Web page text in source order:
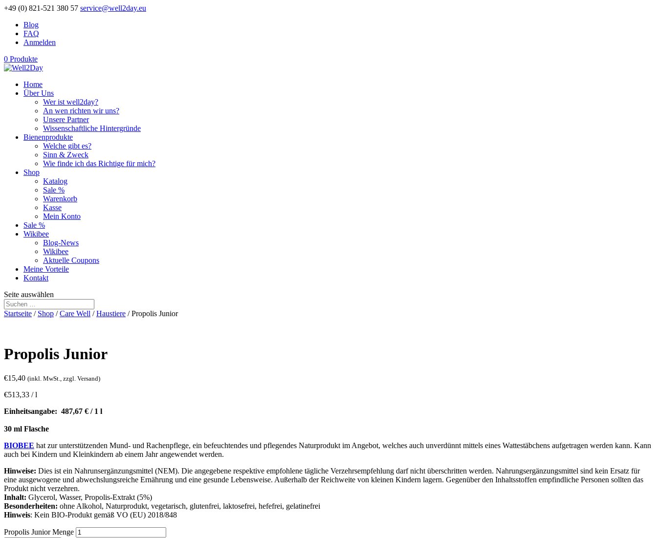
+49 (0) 821-521 380 57 service@well2day.eu
Blog
FAQ
Anmelden
0 Produkte
Home
Über Uns
Wer ist well2day?
An wen richten wir uns?
Unsere Partner
Wissenschaftliche Hintergründe
Bienenprodukte
Welche gibt es?
Sinn & Zweck
Wie finde ich das Richtige für mich?
Shop
Katalog
Sale %
Warenkorb
Kasse
Mein Konto
Sale %
Wikibee
Blog-News
Wikibee
Aktuelle Coupons
Meine Vorteile
Kontakt
Seite auswählen
Startseite / Shop /Care Well /Haustiere / Propolis Junior
Propolis Junior
€15,40 (inkl. MwSt., zzgl. Versand)
€513,33 /l
Einheitsangabe: 487,67 € / 1 l
30 ml Flasche
BIOBEE hat zur unterstützenden Mund- und Rachenpflege, ein befeuchtendes und pflegendes Naturprodukt im Angebot, welches auch unverdünnt mittels eines Wattestäbchens aufgetragen werden kann. Kann
auch bei Kindern und Kleinkindern ab einem Jahr angewendet werden.
Hinweise: Dies ist ein Nahrunsergänzungsmittel (NEM). Die angegebene respektive empfohlene tägliche Verzehrsempfehlung darf nicht überschritten werden. Nahrungsergänzungsmittel sind kein Ersatz für
eine ausgewogene und abwechslungsreiche Ernährung und eine gesunde Lebensweise. Außerhalb der Reichweite von kleinen Kindern lagern. Gegenüber den Inhaltsstoffen empfindliche Personen sollten das
Produkt nicht verzehren.
Inhalt: Glycerol, Wasser, Propolis-Extrakt (5%)
Besonderheiten: ohne Alkohol, Naturprodukt, vegetarisch, glutenfrei, laktosefrei, hefefrei, gelatinefrei
Hinweis: Kein BIO-Produkt gemäß VO (EU) 2018/848
Propolis Junior Menge